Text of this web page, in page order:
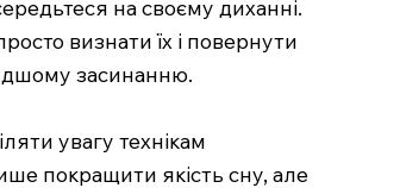
на своєму диханні.
визнати їх і повернути
засинанню.
увагу технікам
покращити якість сну, але